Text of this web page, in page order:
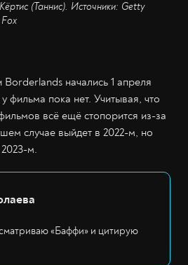
(Таннис). Источники: Getty
начались 1 апреля
фильма пока нет. Учитывая, что
всё ещё стопорится из-за
случае выйдет в 2022-м, но
м.
«Баффи» и цитирую